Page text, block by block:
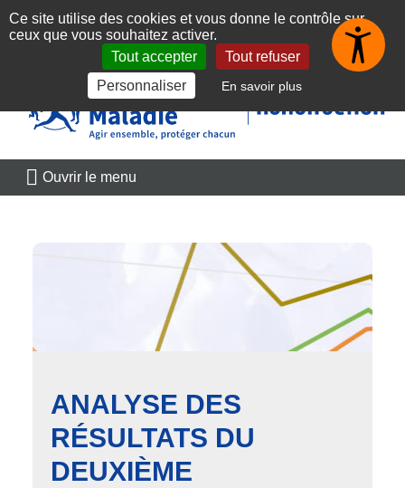
👋 Toujours dans la poche
Découvrez l'application Obtenir
Aller au contenu principal
Aller au menu principal
Aller au plan du site
Ouvrir le menu
ANALYSE DES
RÉSULTATS DU
DEUXIÈME
Panneau de gestion des cookies
Ce site utilise des cookies et vous donne le contrôle sur
ceux que vous souhaitez activer.
Tout accepter
Tout refuser
Personnaliser
En savoir plus